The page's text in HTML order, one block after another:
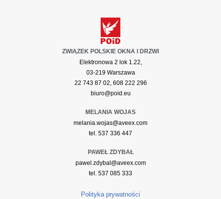
ZWIĄZEK POLSKIE OKNA I DRZWI
Elektronowa 2 lok 1.22,
03-219 Warszawa
22 743 87 02, 608 222 296
biuro@poid.eu
MELANIA WOJAS
melania.wojas@aveex.com
tel. 537 336 447
PAWEŁ ZDYBAŁ
pawel.zdybal@aveex.com
tel. 537 085 333
Polityka prywatności